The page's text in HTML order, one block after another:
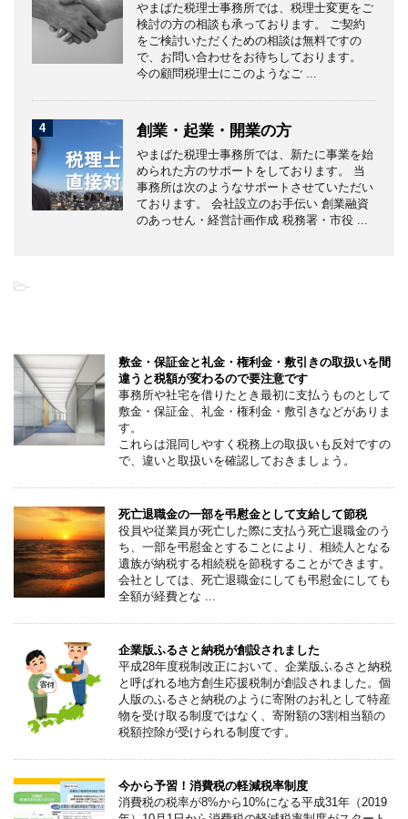
やまばた税理士事務所では、税理士変更をご
検討の方の相談も承っております。 ご契約
をご検討いただくための相談は無料ですの
で、お問い合わせをお待ちしております。
今の顧問税理士にこのようなご ...
4 創業・起業・開業の方
やまばた税理士事務所では、新たに事業を始
められた方のサポートをしております。 当
事務所は次のようなサポートさせていただい
ております。 会社設立のお手伝い 創業融資
のあっせん・経営計画作成 税務署・市役 ...
-
敷金・保証金と礼金・権利金・敷引きの取扱いを間
違うと税額が変わるので要注意です
事務所や社宅を借りたとき最初に支払うものとして
敷金・保証金、礼金・権利金・敷引きなどがありま
す。
これらは混同しやすく税務上の取扱いも反対ですの
で、違いと取扱いを確認しておきましょう。
死亡退職金の一部を弔慰金として支給して節税
役員や従業員が死亡した際に支払う死亡退職金のう
ち、一部を弔慰金とすることにより、相続人となる
遺族が納税する相続税を節税することができます。
会社としては、死亡退職金にしても弔慰金にしても
全額が経費とな ...
企業版ふるさと納税が創設されました
平成28年度税制改正において、企業版ふるさと納税
と呼ばれる地方創生応援税制が創設されました。個
人版のふるさと納税のように寄附のお礼として特産
物を受け取る制度ではなく、寄附額の3割相当額の
税額控除が受けられる制度です。
今から予習！消費税の軽減税率制度
消費税の税率が8%から10%になる平成31年（2019